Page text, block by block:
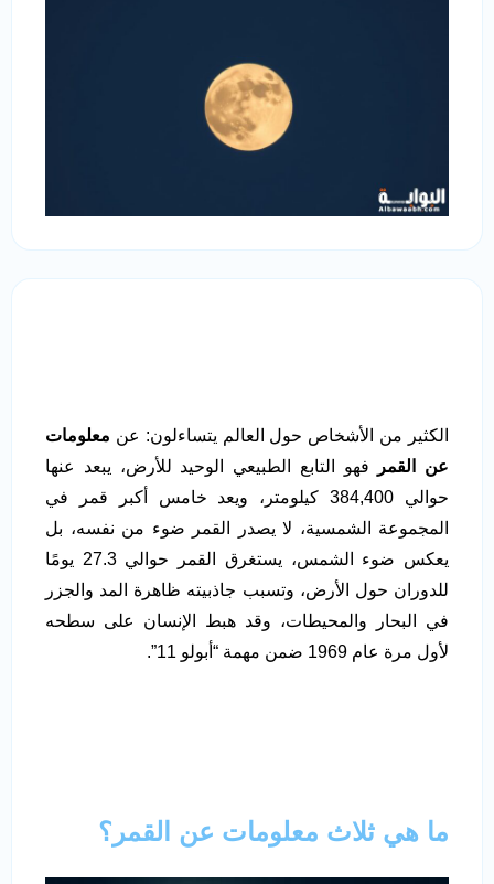
الكثير من الأشخاص حول العالم يتساءلون: عن معلومات
عن القمر
فهو التابع الطبيعي الوحيد للأرض، يبعد عنها
حوالي 384,400 كيلومتر، ويعد خامس أكبر قمر في
المجموعة الشمسية، لا يصدر القمر ضوء من نفسه، بل
يعكس ضوء الشمس، يستغرق القمر حوالي 27.3 يومًا
للدوران حول الأرض، وتسبب جاذبيته ظاهرة المد والجزر
في البحار والمحيطات، وقد هبط الإنسان على سطحه
لأول مرة عام 1969 ضمن مهمة “أبولو 11”.
ما هي ثلاث معلومات عن القمر؟